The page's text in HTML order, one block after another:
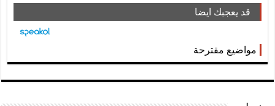
قد يعجبك ايضا
مواضيع مقترحة